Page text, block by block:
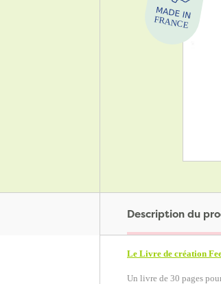
Description du
Le Livre de création
Un livre de 30 pages